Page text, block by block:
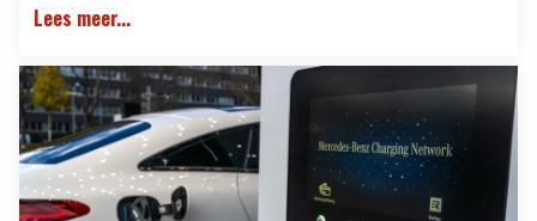
Lees meer...